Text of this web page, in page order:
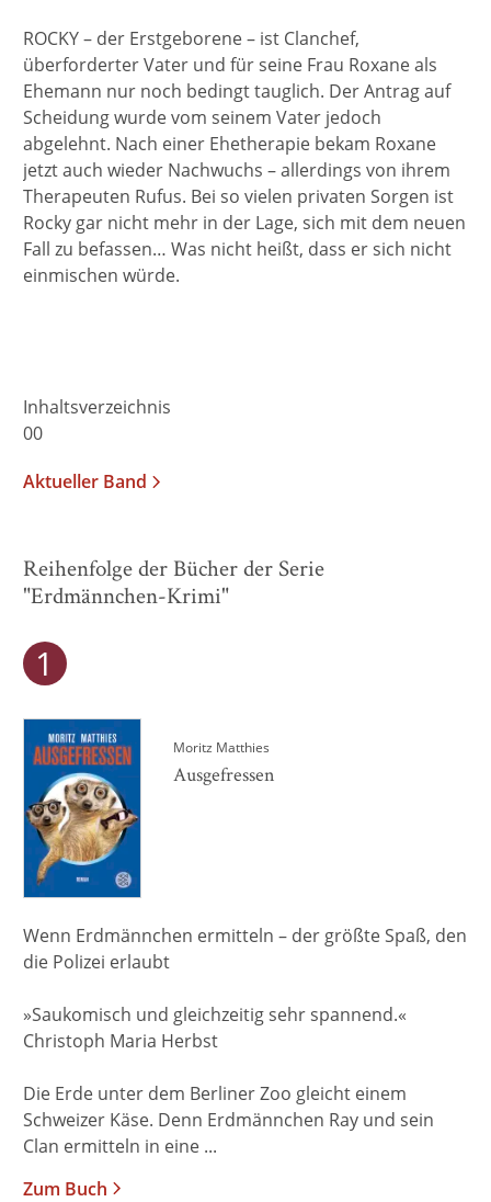
ROCKY – der Erstgeborene – ist Clanchef,
überforderter Vater und für seine Frau Roxane als
Ehemann nur noch bedingt tauglich. Der Antrag auf
Scheidung wurde vom seinem Vater jedoch
abgelehnt. Nach einer Ehetherapie bekam Roxane
jetzt auch wieder Nachwuchs – allerdings von ihrem
Therapeuten Rufus. Bei so vielen privaten Sorgen ist
Rocky gar nicht mehr in der Lage, sich mit dem neuen
Fall zu befassen… Was nicht heißt, dass er sich nicht
einmischen würde.
Inhaltsverzeichnis
00
Aktueller Band
Reihenfolge der Bücher der Serie
"Erdmännchen-Krimi"
Moritz Matthies
Ausgefressen
Wenn Erdmännchen ermitteln – der größte Spaß, den
die Polizei erlaubt
»Saukomisch und gleichzeitig sehr spannend.«
Christoph Maria Herbst
Die Erde unter dem Berliner Zoo gleicht einem
Schweizer Käse. Denn Erdmännchen Ray und sein
Clan ermitteln in eine ...
Zum Buch